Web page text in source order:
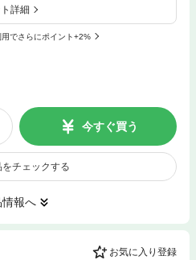
詳細
でさらにポイント+2%
今すぐ買う
をチェックする
情報へ
お気に入り登録